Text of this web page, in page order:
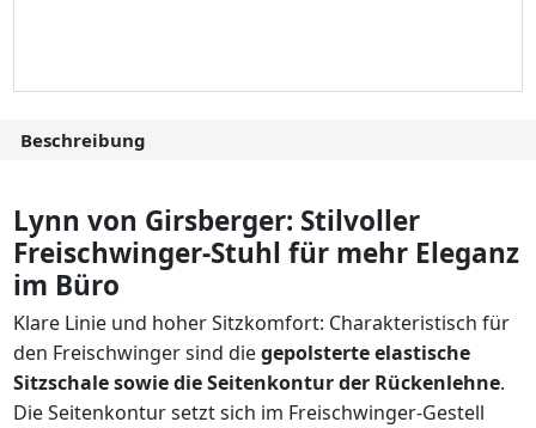
Beschreibung
Lynn von Girsberger: Stilvoller
Freischwinger-Stuhl für mehr Eleganz
im Büro
Klare Linie und hoher Sitzkomfort: Charakteristisch für
den Freischwinger sind diegepolsterte elastische
Sitzschale sowie die Seitenkontur der Rückenlehne.
Die Seitenkontur setzt sich im Freischwinger-Gestell